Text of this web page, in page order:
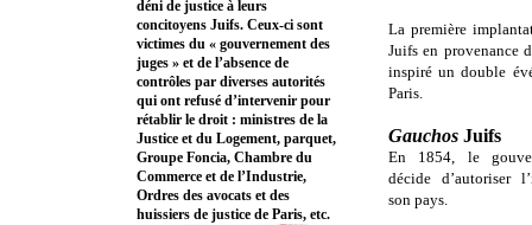
La première
Juifs en provenance
inspiré un double
Paris.
Gauchos Juifs
En 1854, le
décide d’autoriser
son pays.
déni de justice à leurs
concitoyens Juifs. Ceux-ci sont
victimes du « gouvernement des
juges » et de l’absence de
contrôles par diverses autorités
qui ont refusé d’intervenir pour
rétablir le droit : ministres de la
Justice et du Logement, parquet,
Groupe Foncia, Chambre du
Commerce et de l’Industrie,
Ordres des avocats et des
huissiers de justice de Paris, etc.